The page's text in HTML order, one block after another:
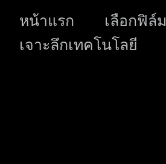
หน้าแรก เลือกฟิล์ม
เจาะลึกเทคโนโลยี